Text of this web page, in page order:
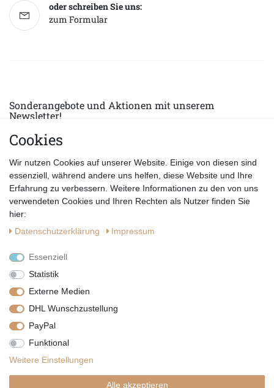
oder schreiben Sie uns:
zum Formular
Sonderangebote und Aktionen mit unserem
Newsletter!
E-MAIL *
Datenschutzerklärung
Vertrag widerrufen
Copyright by Telli´s Welt
Cookies
Wir nutzen Cookies auf unserer Website. Einige von diesen sind
essenziell, während andere uns helfen, diese Website und Ihre
Erfahrung zu verbessern. Weitere Informationen zu den von uns
verwendeten Cookies und Ihren Rechten als Nutzer finden Sie
hier:
Daten­schutz­erklärung
Impressum
Essenziell
Statistik
Externe Medien
DHL Wunschzustellung
PayPal
Funktional
Weitere Einstellungen
Alle akzeptieren